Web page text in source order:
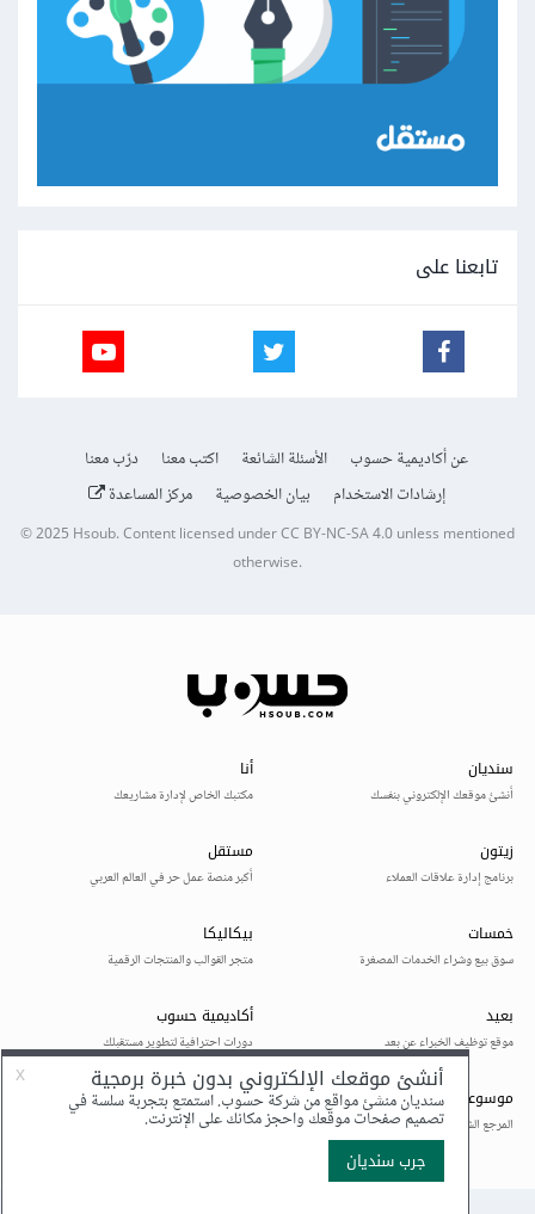
تابعنا على
عن أكاديمية حسوب الأسئلة الشائعة اكتب معنا
درّب معنا
إرشادات الاستخدام
بيان الخصوصية مركز المساعدة
© 2025Hsoub.Content licensed underCC BY-NC-SA 4.0unless mentioned
otherwise.